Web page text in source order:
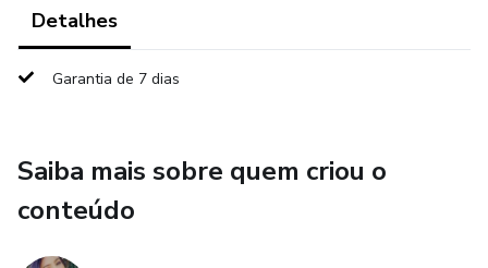
repetições.
emoções.
Encontrar um caminho de integração para viver de forma
mais inteira e presente.
Detalhes
Garantia de 7 dias
Saiba mais sobre quem criou o
conteúdo